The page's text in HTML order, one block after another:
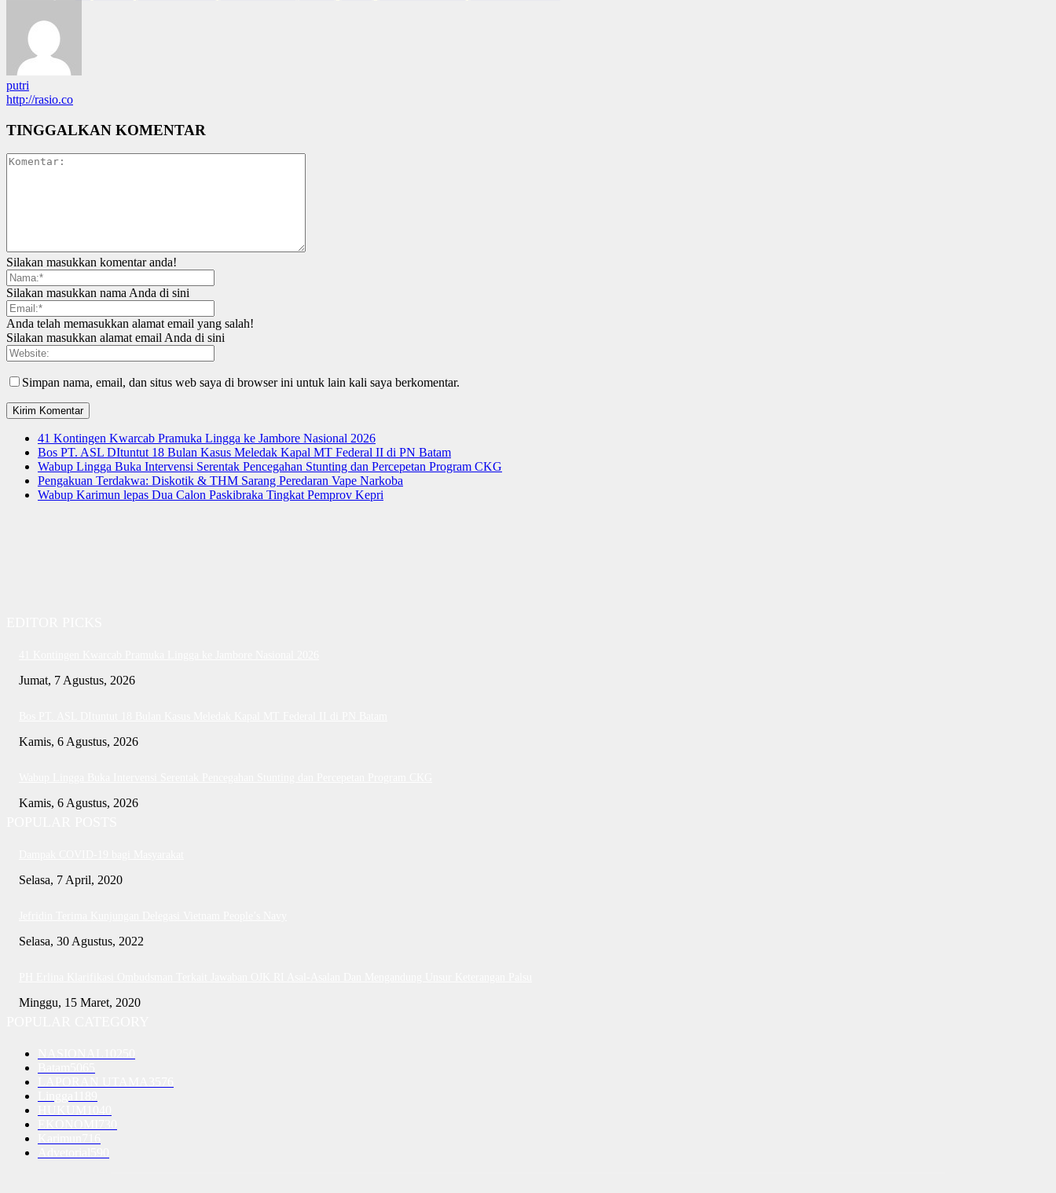
putri
http://rasio.co
TINGGALKAN KOMENTAR
Silakan masukkan komentar anda!
Silakan masukkan nama Anda di sini
Anda telah memasukkan alamat email yang salah!
Silakan masukkan alamat email Anda di sini
Simpan nama, email, dan situs web saya di browser ini untuk lain kali saya berkomentar.
41 Kontingen Kwarcab Pramuka Lingga ke Jambore Nasional 2026
Bos PT. ASL DItuntut 18 Bulan Kasus Meledak Kapal MT Federal II di PN Batam
Wabup Lingga Buka Intervensi Serentak Pencegahan Stunting dan Percepetan Program CKG
Pengakuan Terdakwa: Diskotik & THM Sarang Peredaran Vape Narkoba
Wabup Karimun lepas Dua Calon Paskibraka Tingkat Pemprov Kepri
Jumat, 7 Agustus, 2026
Kamis, 6 Agustus, 2026
Kamis, 6 Agustus, 2026
Selasa, 7 April, 2020
Selasa, 30 Agustus, 2022
Minggu, 15 Maret, 2020